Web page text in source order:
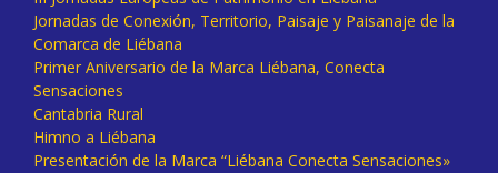
Jornadas de Conexión, Territorio, Paisaje y Paisanaje de la
Comarca de Liébana
Primer Aniversario de la Marca Liébana, Conecta
Sensaciones
Cantabria Rural
Himno a Liébana
Presentación de la Marca “Liébana Conecta Sensaciones»